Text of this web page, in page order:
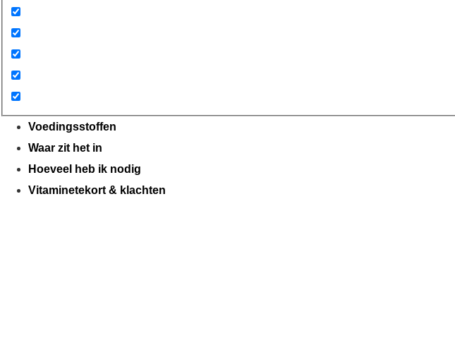
Voedingsstoffen
Waar zit het in
Hoeveel heb ik nodig
Vitaminetekort & klachten